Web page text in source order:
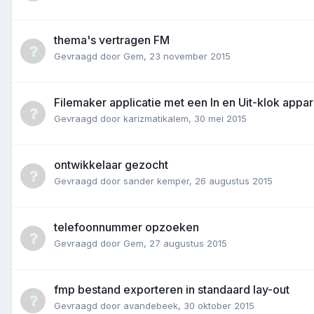
thema's vertragen FM
Gevraagd door Gem, 23 november 2015
Filemaker applicatie met een In en Uit-klok
Gevraagd door karizmatikalem, 30 mei 2015
ontwikkelaar gezocht
Gevraagd door sander kemper, 26 augustus 2015
telefoonnummer opzoeken
Gevraagd door Gem, 27 augustus 2015
fmp bestand exporteren in standaard lay-out
Gevraagd door avandebeek, 30 oktober 2015